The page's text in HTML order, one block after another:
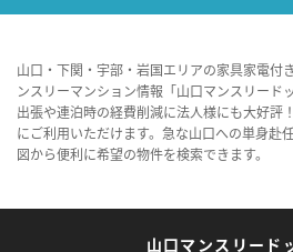
山口・下関・宇部・岩国エリアの家具家電付
ンスリーマンション情報「山口マンスリード
出張や連泊時の経費削減に法人様にも大好評
にご利用いただけます。急な山口への単身赴
図から便利に希望の物件を検索できます。
山口マンスリード